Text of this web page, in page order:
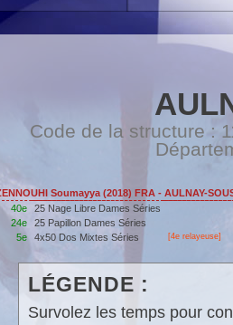
Code de la structure :
Soumayya (2018) FRA - AULNAY-
40e
25 Nage Libre Dames Séries
24e
25 Papillon Dames Séries
5e
4x50 Dos Mixtes Séries [4e relayeuse]
LÉGENDE :
Survolez les temps pour